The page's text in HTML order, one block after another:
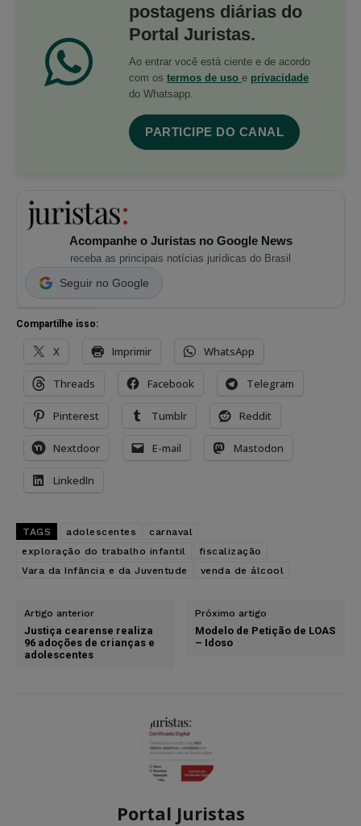
postagens diárias do
Portal Juristas.
Ao entrar você está ciente e de acordo
com os termos de uso e privacidade
do Whatsapp.
PARTICIPE DO CANAL
Acompanhe o Juristas no Google News
receba as principais notícias jurídicas do Brasil
Seguir no Google
Compartilhe isso:
X Imprimir WhatsApp
Threads Facebook Telegram
Pinterest Tumblr Reddit
Nextdoor E-mail Mastodon
LinkedIn
TAGS adolescentes
carnaval
exploração do trabalho infantil
fiscalização
Vara da Infância e da Juventude
venda de álcool
Artigo anterior
Justiça cearense realiza
96 adoções de crianças e
adolescentes
Próximo artigo
Modelo de Petição de LOAS
– Idoso
Portal Juristas